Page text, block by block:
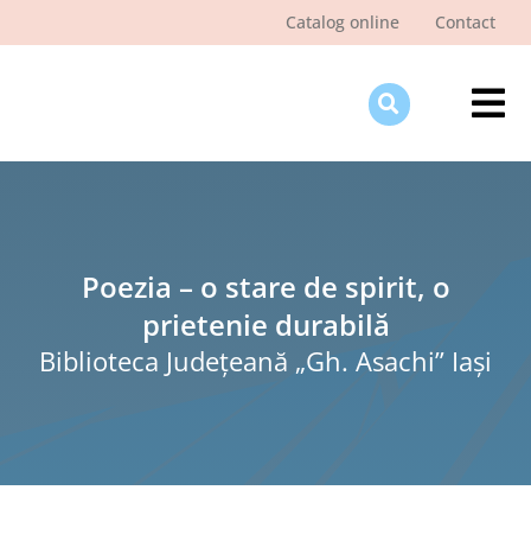
Catalog online Contact
Poezia – o stare de spirit, o
prietenie durabilă
Biblioteca Judeţeană „Gh. Asachi” Iaşi